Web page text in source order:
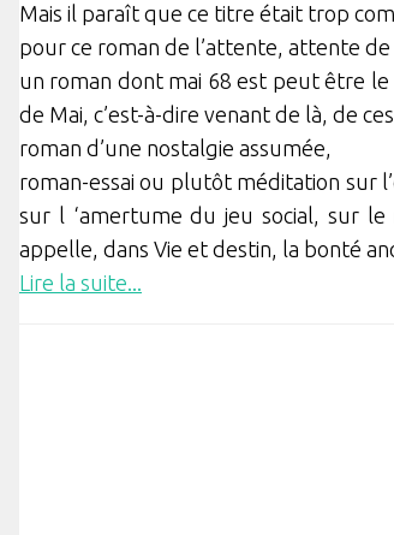
Mais il paraît que ce titre était trop
pour ce roman de l’attente, attente
un roman dont mai 68 est peut être
de Mai, c’est-à-dire venant de là, de
roman d’une nostalgie assumée,
roman-essai ou plutôt méditation sur
sur l ‘amertume du jeu social, sur le
appelle, dans Vie et destin, la bonté
Lire la suite...